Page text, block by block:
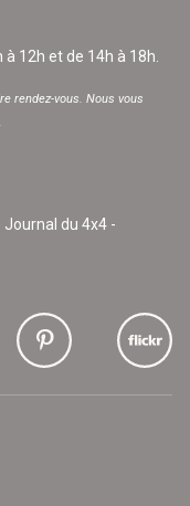
12h et de 14h à 18h.
rendez-vous. Nous vous
Journal du 4x4 -